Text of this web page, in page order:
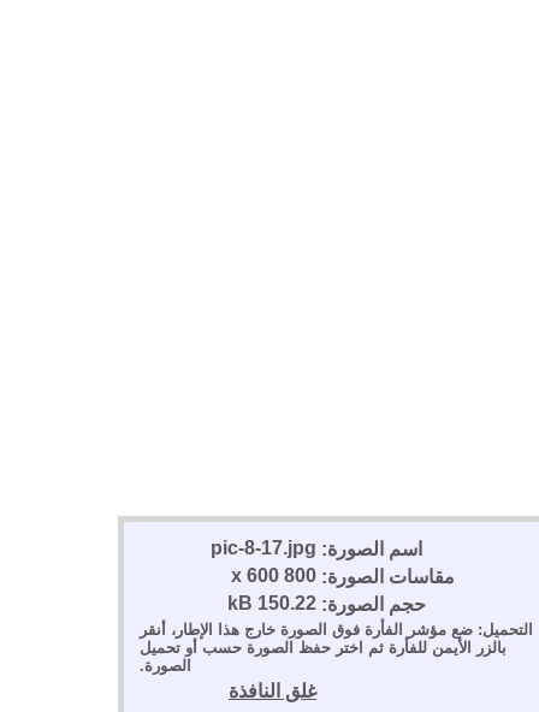
اسم الصورة: pic-8-17.jpg
مقاسات الصورة: 800 x 600
حجم الصورة: 150.22 kB
التحميل: ضع مؤشر الفأرة فوق الصورة خارج هذا الإطار، أنقر
بالزر الأيمن للفأرة ثم اختر حفظ الصورة حسب أو تحميل
الصورة.
غلق النافذة